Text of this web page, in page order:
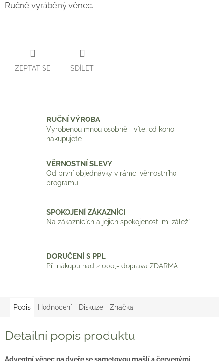
Ručně vyráběný věnec.
ZEPTAT SE SDÍLET
RUČNÍ VÝROBA
Vyrobenou mnou osobně - víte, od koho
nakupujete
VĚRNOSTNÍ SLEVY
Od první objednávky v rámci věrnostního
programu
SPOKOJENÍ ZÁKAZNÍCI
Na zákaznících a jejich spokojenosti mi záleží
DORUČENÍ S PPL
Při nákupu nad 2 000,- doprava ZDARMA
Popis Hodnocení Diskuze Značka
Detailní popis produktu
Adventní věnec na dveře se sametovou mašlí a červenými